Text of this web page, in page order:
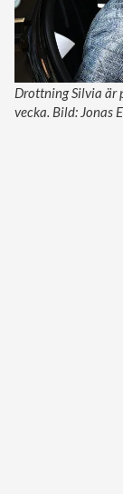
Drottning Silvia är
vecka. Bild: Jonas